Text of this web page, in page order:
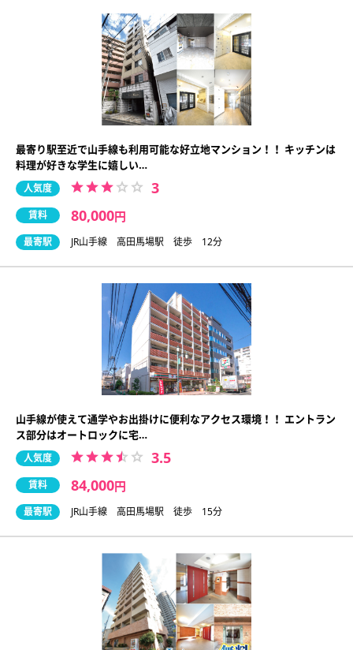
最寄り駅至近で山手線も利用可能な好立地マンション！！ キッチンは
料理が好きな学生に嬉しい…
人気度 3
賃料 80,000円
最寄駅 JR山手線 高田馬場駅 徒歩 12分
山手線が使えて通学やお出掛けに便利なアクセス環境！！ エントラン
ス部分はオートロックに宅…
人気度 3.5
賃料 84,000円
最寄駅 JR山手線 高田馬場駅 徒歩 15分